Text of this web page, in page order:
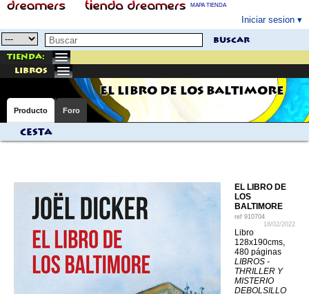
MAPA TIENDA
Iniciar sesion
buscar
Tienda:
libros
EL LIBRO DE LOS BALTIMORE
Producto Foro
Cesta
EL LIBRO DE
LOS
BALTIMORE
ref 910704
18/02/2022
Libro
128x190cms,
480 páginas
LIBROS -
THRILLER Y
MISTERIO
DEBOLSILLO